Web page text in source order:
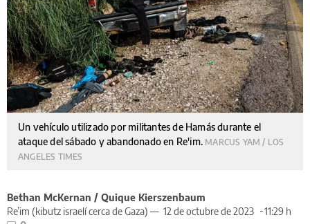
Un vehículo utilizado por militantes de Hamás durante el
ataque del sábado y abandonado en Re'im. MARCUS YAM / LOS
ANGELES TIMES
Bethan McKernan / Quique Kierszenbaum
Re’im (kibutz israelí cerca de Gaza) — 12 de octubre de 2023
11:29 h